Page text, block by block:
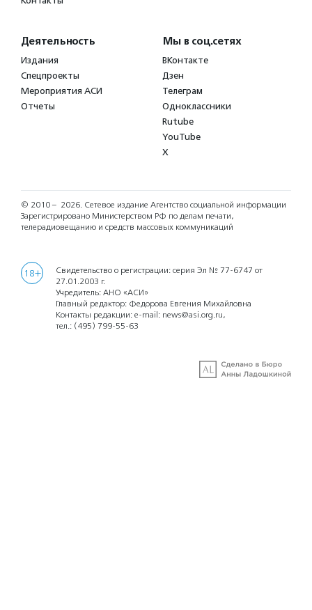
Деятельность
Издания
Спецпроекты
Мероприятия АСИ
Отчеты
Мы в соц.сетях
ВКонтакте
Дзен
Телеграм
Одноклассники
Rutube
YouTube
X
© 2010 – 2026. Сетевое издание Агентство социальной информации
Зарегистрировано Министерством РФ по делам печати,
телерадиовещанию и средств массовых коммуникаций
18+
Свидетельство о регистрации: серия Эл № 77-6747 от
27.01.2003 г.
Учредитель: АНО «АСИ»
Главный редактор: Федорова Евгения Михайловна
Контакты редакции: e-mail: news@asi.org.ru,
тел.: (495) 799-55-63